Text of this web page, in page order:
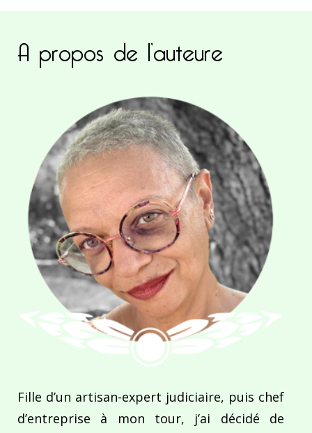
A propos de l’auteure
Fille d’un artisan-expert judiciaire, puis chef
d’entreprise à mon tour, j’ai décidé de